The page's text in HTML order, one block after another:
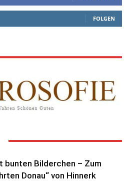
FOLGEN
bunten Bilderchen – Zum
Donau“ von Hinnerk